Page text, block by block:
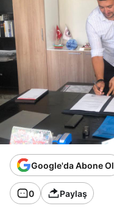
Google'da Abone Ol
0 Paylaş